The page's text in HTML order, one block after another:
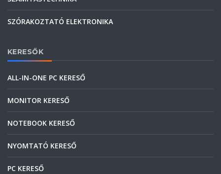
SZÓRAKOZTATÓ ELEKTRONIKA
KERESŐK
ALL-IN-ONE PC KERESŐ
MONITOR KERESŐ
NOTEBOOK KERESŐ
NYOMTATÓ KERESŐ
PC KERESŐ